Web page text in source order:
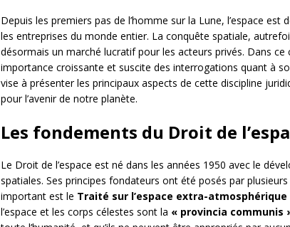
Depuis les premiers pas de l’homme sur la Lune, l’espace
les entreprises du monde entier. La conquête spatiale,
désormais un marché lucratif pour les acteurs privés. Dans ce
importance croissante et suscite des interrogations quant à
vise à présenter les principaux aspects de cette discipline
pour l’avenir de notre planète.
Les fondements du Droit de
Le Droit de l’espace est né dans les années 1950 avec le
spatiales. Ses principes fondateurs ont été posés par plusieurs
important est le Traité sur l’espace extra-atmosphérique
l’espace et les corps célestes sont la « provincia communis